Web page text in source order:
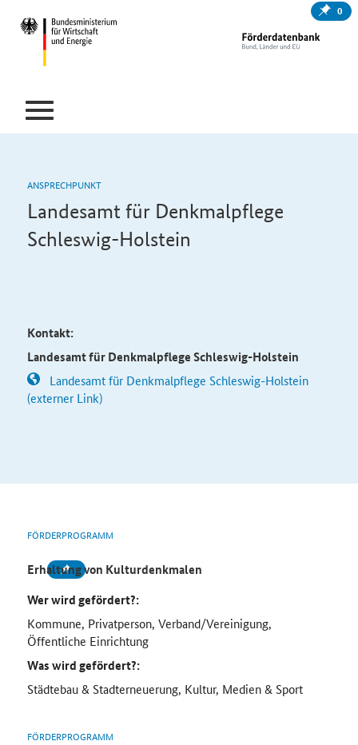
0
ANSPRECHPUNKT
Landesamt für Denkmalpflege
Schleswig-Holstein
Kontakt:
Landesamt für Denkmalpflege Schleswig-Holstein
Landesamt für Denkmalpflege Schleswig-Holstein
(externer Link)
FÖRDERPROGRAMM
Erhaltung von Kulturdenkmalen
Wer wird gefördert?:
Kommune, Privatperson, Verband/Vereinigung,
Öffentliche Einrichtung
Was wird gefördert?:
Städtebau & Stadterneuerung, Kultur, Medien & Sport
FÖRDERPROGRAMM